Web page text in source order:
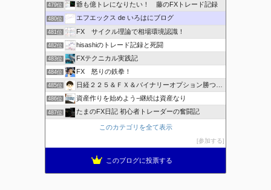
479位 爺も億トレになりたい！ 藤のFXトレード記録
480位 エフエックス de いろはにブログ
481位 FX サイクル理論で相場環境認識！
482位 hisashiのトレード記録と死闘
483位 FXテクニカル実践記
484位 FX 怒りの鉄拳！
485位 日経２２５＆ＦＸ＆バイナリーオプション勝つための
486位 資産作りを始めよう−継続は資産なり
487位 たまのFX日記 初心者トレーダーの奮闘記
このカテゴリを全て表示
参加する
このブログに投票する